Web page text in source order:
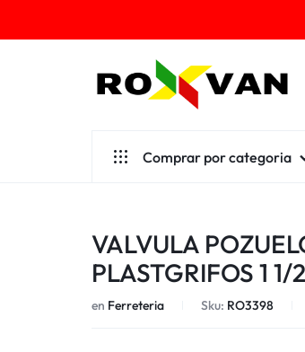
¡MÁS
MENOS!
Comprar por categoria
Cafetería
Escolares
Desechables
VALVULA
PLASTGRIFOS 1
en Ferreteria Sku: RO3398